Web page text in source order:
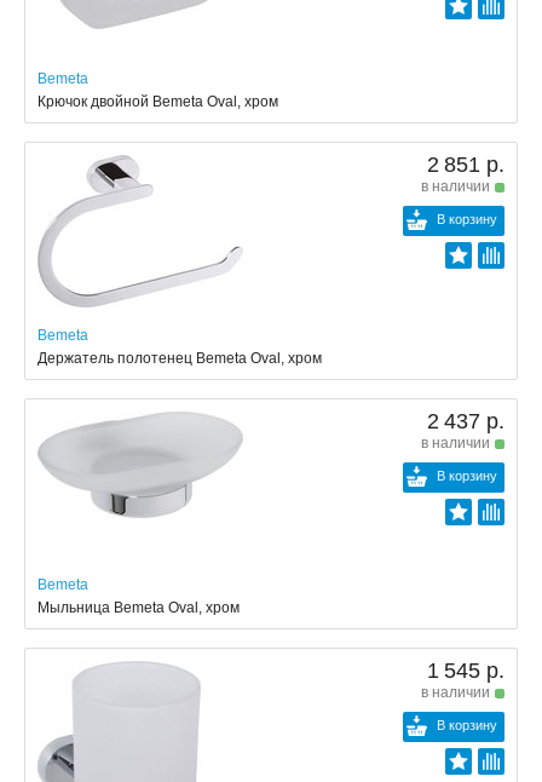
Bemeta
Крючок двойной Bemeta Oval, хром
2 851 р.
в наличии
В корзину
Bemeta
Держатель полотенец Bemeta Oval, хром
2 437 р.
в наличии
В корзину
Bemeta
Мыльница Bemeta Oval, хром
1 545 р.
в наличии
В корзину